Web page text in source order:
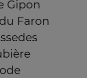
Gipon
Faron